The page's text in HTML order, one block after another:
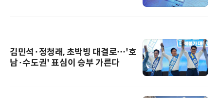
김민석·정청래, 초박빙 대결로…'호
남·수도권' 표심이 승부 가른다